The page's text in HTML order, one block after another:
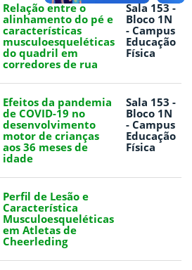
Relação entre o
alinhamento do pé e
características
musculoesqueléticas
do quadril em
corredores de rua
Sala 153 -
Bloco 1N
- Campus
Educação
Física
Efeitos da pandemia
de COVID-19 no
desenvolvimento
motor de crianças
aos 36 meses de
idade
Sala 153 -
Bloco 1N
- Campus
Educação
Física
Perfil de Lesão e
Característica
Musculoesqueléticas
em Atletas de
Cheerleding